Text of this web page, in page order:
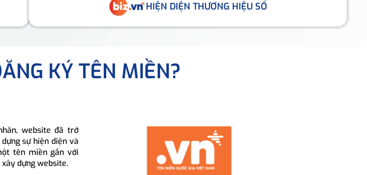
HIỆN DIỆN THƯƠNG HIỆU SỐ
KÝ TÊN MIỀN?
website đã trở
sự hiện diện và
tên miền gắn với
dựng website.